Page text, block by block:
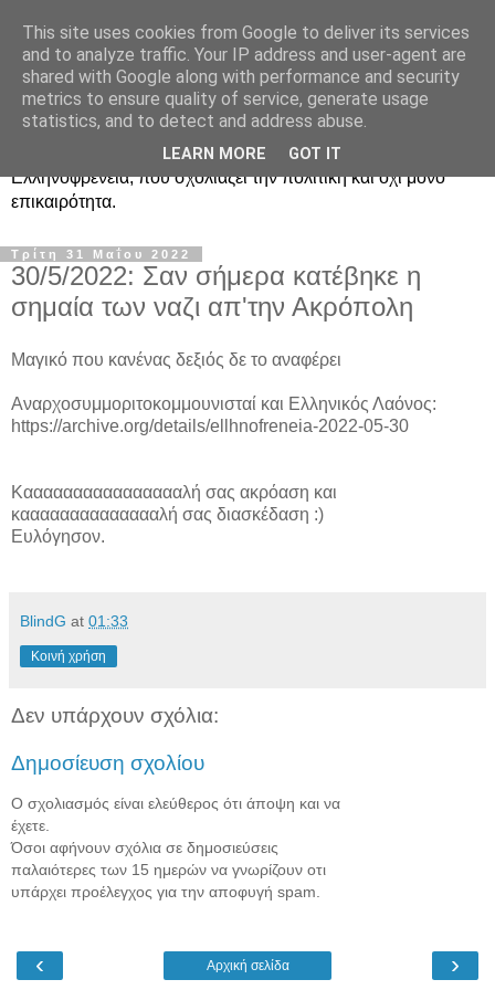
Ραδιοφωνική
Ελληνοφρένεια Unofficial
Η γνωστή ραδιοφωνική εκπομπή κατά κόσμον
Ελληνοφρένεια, που σχολιάζει την πολιτική και όχι μόνο
επικαιρότητα.
Τρίτη 31 Μαΐου 2022
30/5/2022: Σαν σήμερα κατέβηκε η
σημαία των ναζι απ'την Ακρόπολη
Μαγικό που κανένας δεξιός δε το αναφέρει
Αναρχοσυμμοριτοκομμουνισταί και Ελληνικός Λαόνος:
https://archive.org/details/ellhnofreneia-2022-05-30
Κααααααααααααααααλή σας ακρόαση και
κααααααααααααααλή σας διασκέδαση :)
Ευλόγησον.
BlindG at 01:33
Κοινή χρήση
Δεν υπάρχουν σχόλια:
Δημοσίευση σχολίου
Ο σχολιασμός είναι ελεύθερος ότι άποψη και να
έχετε.
Όσοι αφήνουν σχόλια σε δημοσιεύσεις
παλαιότερες των 15 ημερών να γνωρίζουν οτι
υπάρχει προέλεγχος για την αποφυγή spam.
‹ ›
Αρχική σελίδα
This site uses cookies from Google to deliver its services
and to analyze traffic. Your IP address and user-agent are
shared with Google along with performance and security
metrics to ensure quality of service, generate usage
statistics, and to detect and address abuse.
LEARN MORE GOT IT